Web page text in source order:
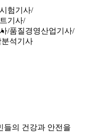
험기사
기사
품질경영산업기사
석기사
들의 건강과 안전을